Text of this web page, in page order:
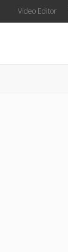
Video Editor